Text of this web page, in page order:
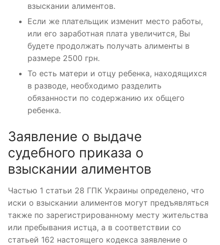
взыскании алиментов.
Если же плательщик изменит место работы,
или его заработная плата увеличится, Вы
будете продолжать получать алименты в
размере 2500 грн.
То есть матери и отцу ребенка, находящихся
в разводе, необходимо разделить
обязанности по содержанию их общего
ребенка.
Заявление о выдаче
судебного приказа о
взыскании алиментов
Частью 1 статьи 28 ГПК Украины определено, что
иски о взыскании алиментов могут предъявляться
также по зарегистрированному месту жительства
или пребывания истца, а в соответствии со
статьей 162 настоящего кодекса заявление о